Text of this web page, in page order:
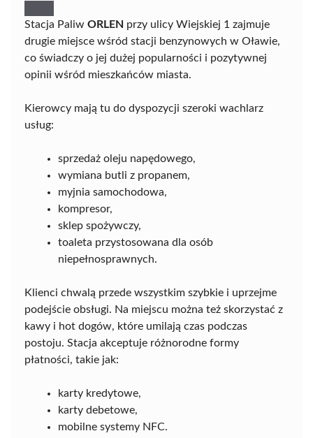
Stacja Paliw ORLEN przy ulicy Wiejskiej 1 zajmuje
drugie miejsce wśród stacji benzynowych w Oławie,
co świadczy o jej dużej popularności i pozytywnej
opinii wśród mieszkańców miasta.
Kierowcy mają tu do dyspozycji szeroki wachlarz
usług:
sprzedaż oleju napędowego,
wymiana butli z propanem,
myjnia samochodowa,
kompresor,
sklep spożywczy,
toaleta przystosowana dla osób
niepełnosprawnych.
Klienci chwalą przede wszystkim szybkie i uprzejme
podejście obsługi. Na miejscu można też skorzystać z
kawy i hot dogów, które umilają czas podczas
postoju. Stacja akceptuje różnorodne formy
płatności, takie jak:
karty kredytowe,
karty debetowe,
mobilne systemy NFC.